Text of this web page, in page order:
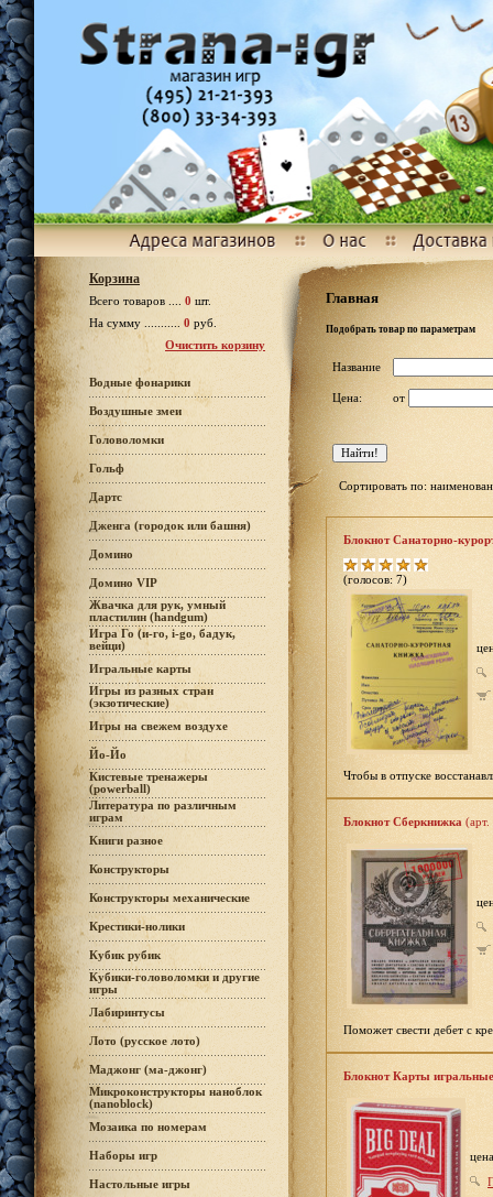
Корзина
Всего товаров .... 0 шт.
На сумму ........... 0 руб.
Очистить корзину
Водные фонарики
Воздушные змеи
Головоломки
Гольф
Дартс
Дженга (городок или башня)
Домино
Домино VIP
Жвачка для рук, умный
пластилин (handgum)
Игра Го (и-го, i-go, бадук,
вейци)
Игральные карты
Игры из разных стран
(экзотические)
Игры на свежем воздухе
Йо-Йо
Кистевые тренажеры
(powerball)
Литература по различным
играм
Книги разное
Конструкторы
Конструкторы механические
Крестики-нолики
Кубик рубик
Кубики-головоломки и другие
игры
Лабиринтусы
Лото (русское лото)
Маджонг (ма-джонг)
Микроконструкторы наноблок
(nanoblock)
Мозаика по номерам
Наборы игр
Настольные игры
Главная
Подобрать товар по параметрам
Название
Цена: от
Сортировать по:
Блокнот Санаторно-
(голосов: 7)
Чтобы в отпуске
Блокнот Сберкнижка(арт.
Поможет свести дебет с
Блокнот Карты игральные